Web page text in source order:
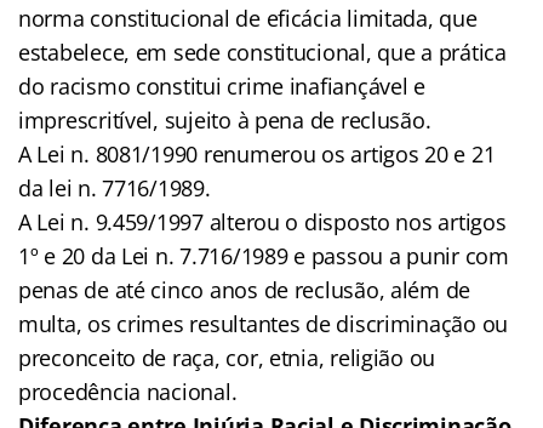
norma constitucional de eficácia limitada, que
estabelece, em sede constitucional, que a prática
do racismo constitui crime inafiançável e
imprescritível, sujeito à pena de reclusão.
A Lei n. 8081/1990 renumerou os artigos 20 e 21
da lei n. 7716/1989.
A Lei n. 9.459/1997 alterou o disposto nos artigos
1º e 20 da Lei n. 7.716/1989 e passou a punir com
penas de até cinco anos de reclusão, além de
multa, os crimes resultantes de discriminação ou
preconceito de raça, cor, etnia, religião ou
procedência nacional.